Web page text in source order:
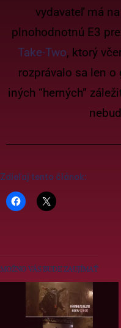
vydavateľ má
plnohodnotnú E3
Take-Two, ktorý
rozprávalo sa len o
iných “herných”
Zdieľaj tento článok:
MOŽNO VÁS BUDE ZAUJÍMAŤ